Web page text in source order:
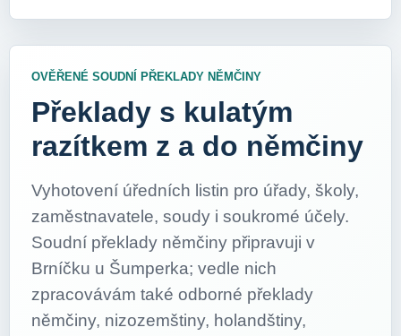
OVĚŘENÉ SOUDNÍ PŘEKLADY NĚMČINY
Překlady s kulatým
razítkem z a do němčiny
Vyhotovení úředních listin pro úřady, školy,
zaměstnavatele, soudy i soukromé účely.
Soudní překlady němčiny připravuji v
Brníčku u Šumperka; vedle nich
zpracovávám také odborné překlady
němčiny, nizozemštiny, holandštiny,